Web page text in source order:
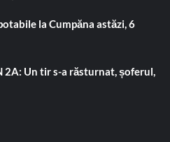
la Cumpăna astăzi, 6
2A: Un tir s-a răsturnat, șoferul,